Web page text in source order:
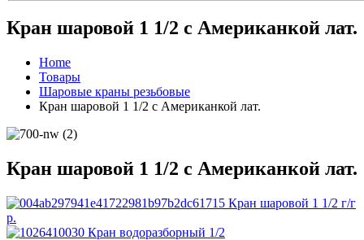
Кран шаровой 1 1/2 c Американкой лат.
Home
Товары
Шаровые краны резьбовые
Кран шаровой 1 1/2 c Американкой лат.
Кран шаровой 1 1/2 c Американкой лат.
Кран шаровой 1 1/2 г/г
р.
Кран водоразборный 1/2